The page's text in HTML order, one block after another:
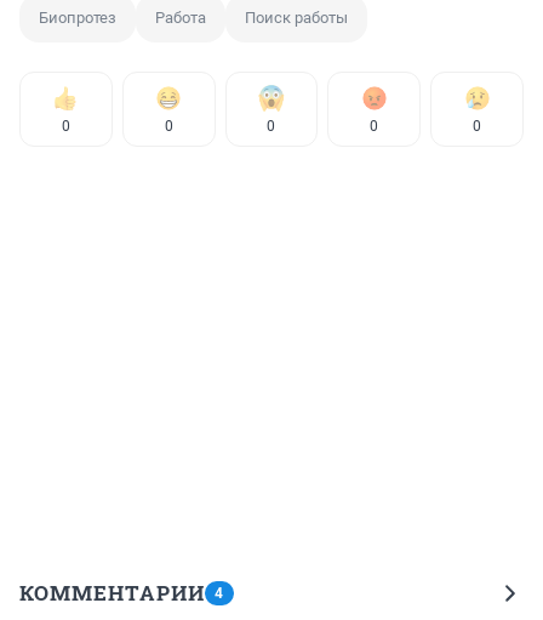
Биопротез Работа Поиск работы
0 0 0 0 0
КОММЕНТАРИИ 4